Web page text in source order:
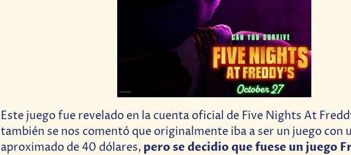
Este juego fue revelado en la cuenta oficial de Five Nights At
también se nos comentó que originalmente iba a ser un juego con
aproximado de 40 dólares, pero se decidio que fuese un juego